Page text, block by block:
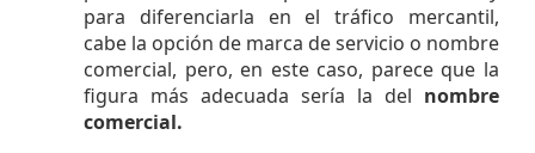
para diferenciarla en el tráfico mercantil,
cabe la opción de marca de servicio o nombre
comercial, pero, en este caso, parece que la
figura más adecuada sería la del nombre
comercial.